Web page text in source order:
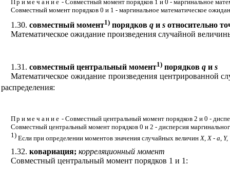
Примечание - Совместный момент порядков 1 и 0 - маргинальное
Совместный момент порядков 0 и 1 - маргинальное математическое
1.30. совместный момент1)порядков qи sотносительно
Математическое ожидание произведения случайной
1.31. совместный центральный момент1)порядков qи s
Математическое ожидание произведения центрированной
распределения:
Примечание - Совместный центральный момент порядков 2 и 0 -
Совместный центральный момент порядков 0 и 2 - дисперсия
1)Если при определении моментов значения случайных величинX,X- a, Y,
1.32. ковариация; корреляционный момент
Совместный центральный момент порядков 1 и 1: